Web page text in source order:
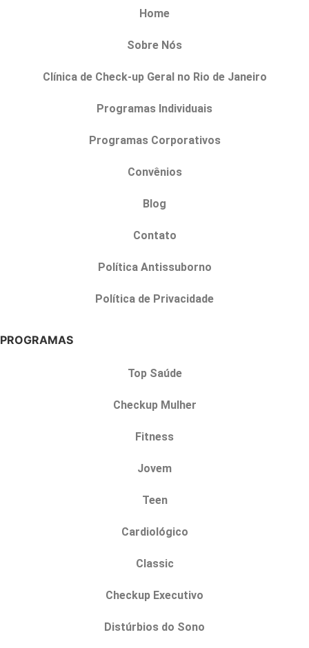
Home
Sobre Nós
Clínica de Check-up Geral no Rio de Janeiro
Programas Individuais
Programas Corporativos
Convênios
Blog
Contato
Política Antissuborno
Política de Privacidade
PROGRAMAS
Top Saúde
Checkup Mulher
Fitness
Jovem
Teen
Cardiológico
Classic
Checkup Executivo
Distúrbios do Sono